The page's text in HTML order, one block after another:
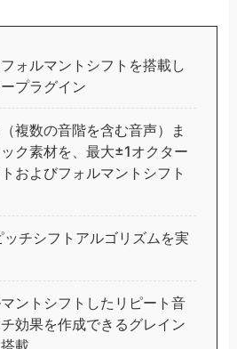
ォルマントシフトを搭載し
プラグイン
複数の音階を含む音声）ま
ク素材を、最大±1オクター
およびフォルマントシフト
チシフトアルゴリズムを実
ントシフトしたリピート音
効果を作成できるグレイン